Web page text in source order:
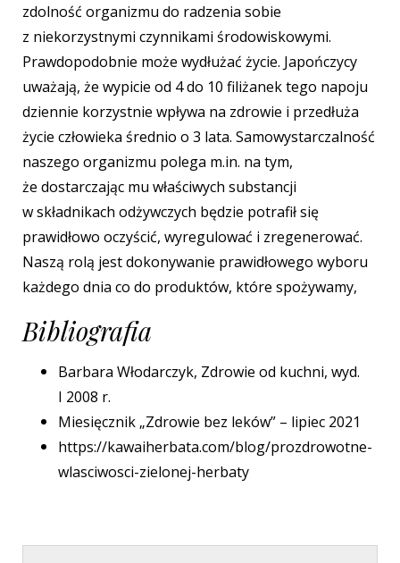
zdolność organizmu do radzenia sobie
z niekorzystnymi czynnikami środowiskowymi.
Prawdopodobnie może wydłużać życie. Japończycy
uważają, że wypicie od 4 do 10 filiżanek tego napoju
dziennie korzystnie wpływa na zdrowie i przedłuża
życie człowieka średnio o 3 lata. Samowystarczalność
naszego organizmu polega m.in. na tym,
że dostarczając mu właściwych substancji
w składnikach odżywczych będzie potrafił się
prawidłowo oczyścić, wyregulować i zregenerować.
Naszą rolą jest dokonywanie prawidłowego wyboru
każdego dnia co do produktów, które spożywamy,
Bibliografia
Barbara Włodarczyk, Zdrowie od kuchni, wyd.
I 2008 r.
Miesięcznik „Zdrowie bez leków” – lipiec 2021
https://kawaiherbata.com/blog/prozdrowotne-
wlasciwosci-zielonej-herbaty